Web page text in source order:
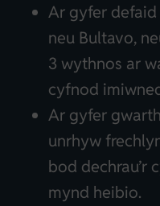
Ar gyfer
neu Bultavo,
3 wythnos ar
cyfnod
Ar gyfer
unrhyw
bod dechrau’r
mynd heibio.